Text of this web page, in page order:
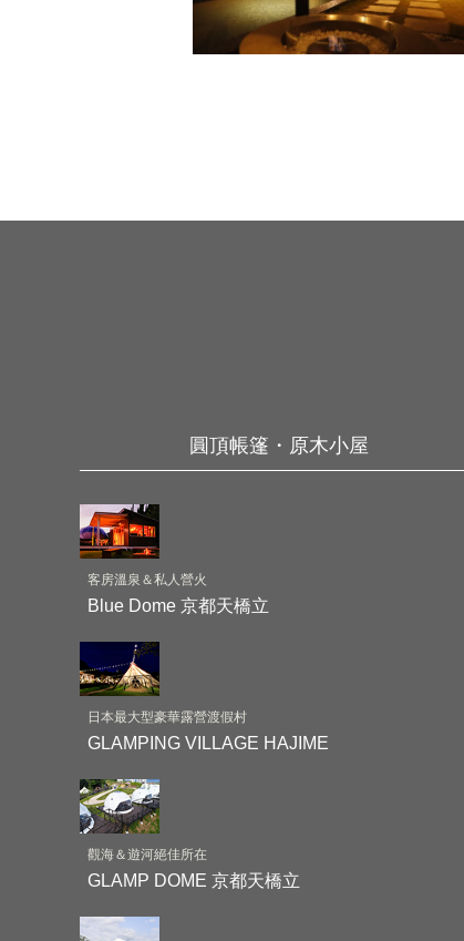
圓頂帳篷・原木小屋
客房溫泉＆私人營火
Blue Dome 京都天橋立
日本最大型豪華露營渡假村
GLAMPING VILLAGE HAJIME
觀海＆遊河絕佳所在
GLAMP DOME 京都天橋立